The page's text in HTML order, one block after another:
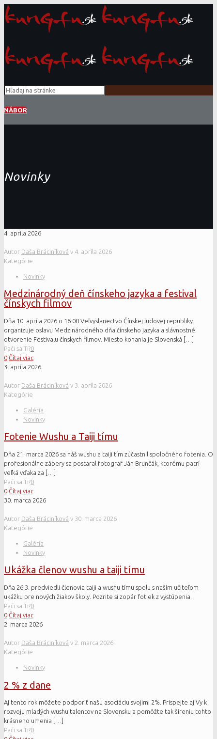
NÁBOR
Novinky
4. apríla 2026
Autor Daša Bráciníková v 4. apríla 2026
Kategórie
Novinky
Medzinárodný deň čínskeho jazyka a festival
čínskych filmov
Dňa 10. apríla 2026 o 16:00 Veľvyslanectvo Čínskej ľudovej republiky
organizuje oslavu Medzinárodného dňa čínskeho jazyka a slávnostné
otvorenie Festivalu čínskych filmov. Miesto konania je Slovenská […]
Pači sa Ti?0
0 Čítaj viac
3. apríla 2026
Autor Daša Bráciníková v 3. apríla 2026
Kategórie
Galéria
Novinky
Fotenie Wushu a Taiji tímu
Dňa 21. marca 2026 sa náš wushu a taiji tím zúčastnil spoločného fotenia. O
profesionálne zábery sa postaral fotograf Ján Brunčák, ktorému patrí
veľká vďaka za […]
Pači sa Ti?0
0 Čítaj viac
30. marca 2026
Autor Daša Bráciníková v 30. marca 2026
Kategórie
Galéria
Novinky
Ukážka členov wushu a taiji tímu
Dňa 26.3. predviedli členovia taiji a wushu tímu spolu s naším učiteľom
ukážku pre nových žiakov školy. Pozrite si zopár fotiek z vystúpenia.
Pači sa Ti?0
0 Čítaj viac
2. marca 2026
Autor Daša Bráciníková v 2. marca 2026
Kategórie
Novinky
2 % z dane
Aj tento rok môžete podporiť našu asociáciu svojimi 2%. Prispejte aj Vy k
rozvoju mladých wushu talentov na Slovensku a pomôžte tak šíreniu tohto
krásneho umenia
Pači sa Ti?0